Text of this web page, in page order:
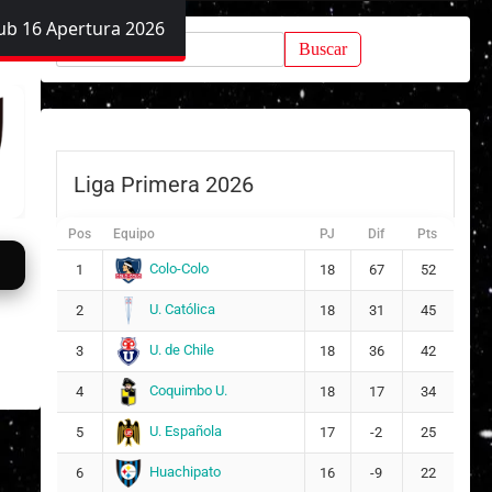
16 Apertura 2026
Buscar:
Liga Primera 2026
Pos Equipo PJ Dif Pts
1 Colo-Colo 18 67 52
2 U. Católica 18 31 45
3 U. de Chile 18 36 42
4 Coquimbo U. 18 17 34
5 U. Española 17 -2 25
6 Huachipato 16 -9 22